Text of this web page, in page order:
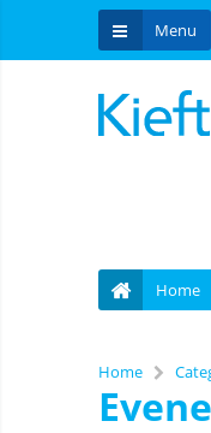
Menu
Home
Home